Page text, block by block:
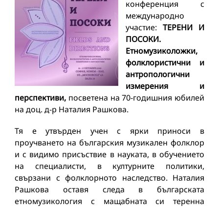
конференция с
международно
участие: ТЕРЕНИ И
ПОСОКИ.
Етномузиколожки,
фолклористични и
антропологични
измерения и
перспективи, посветена на 70-годишния юбилей
на доц. д-р Наталия Рашкова.
Тя е утвърден учен с ярки приноси в
проучването на българския музикален фолклор
и с видимо присъствие в науката, в обучението
на специалисти, в културните политики,
свързани с фолклорното наследство. Наталия
Рашкова оставя следа в българската
етномузикология с мащабната си теренна